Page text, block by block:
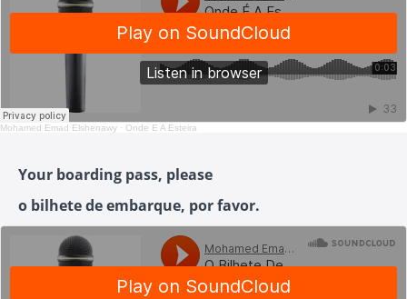
Mohamed Emad Elshenawy · Onde É A Esteira
Your boarding pass, please
o bilhete de embarque, por favor.